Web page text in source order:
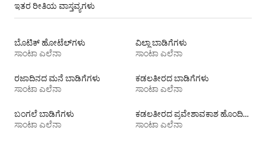
ಇತರ ರೀತಿಯ ವಾಸ್ತವ್ಯಗಳು
ಬೊಟಿಕ್ ಹೋಟೆಲ್‌ಗಳು
ಸಾಂಟಾ ಎಲೆನಾ
ವಿಲ್ಲಾ ಬಾಡಿಗೆಗಳು
ಸಾಂಟಾ ಎಲೆನಾ
ರಜಾದಿನದ ಮನೆ ಬಾಡಿಗೆಗಳು
ಸಾಂಟಾ ಎಲೆನಾ
ಕಡಲತೀರದ ಬಾಡಿಗೆಗಳು
ಸಾಂಟಾ ಎಲೆನಾ
ಬಂಗಲೆ ಬಾಡಿಗೆಗಳು
ಸಾಂಟಾ ಎಲೆನಾ
ಕಡಲತೀರದ ಪ್ರವೇಶಾವಕಾಶ ಹೊಂದಿರುವ ವಸತಿ ಬಾಡಿಗೆಗಳು
ಸಾಂಟಾ ಎಲೆನಾ